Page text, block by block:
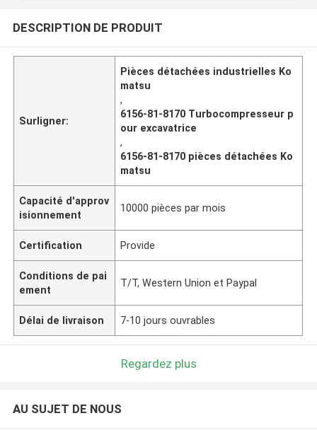
DESCRIPTION DE PRODUIT
Surligner:
Pièces détachées industrielles Ko
matsu
,
6156-81-8170 Turbocompresseur p
our excavatrice
,
6156-81-8170 pièces détachées Ko
matsu
Capacité d'approv
isionnement
10000 pièces par mois
Certification Provide
Conditions de pai
ement
T/T, Western Union et Paypal
Délai de livraison 7-10 jours ouvrables
Regardez plus
AU SUJET DE NOUS